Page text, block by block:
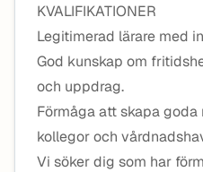
KVALIFIKATIONER
Legitimerad lärare med
God kunskap om
och uppdrag.
Förmåga att skapa
kollegor och
Vi söker dig som har